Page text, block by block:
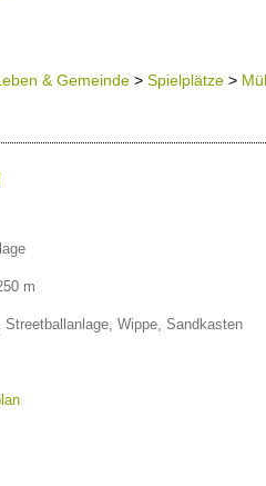
& Gemeinde >Spielplätze >
m
Wippe, Sandkasten